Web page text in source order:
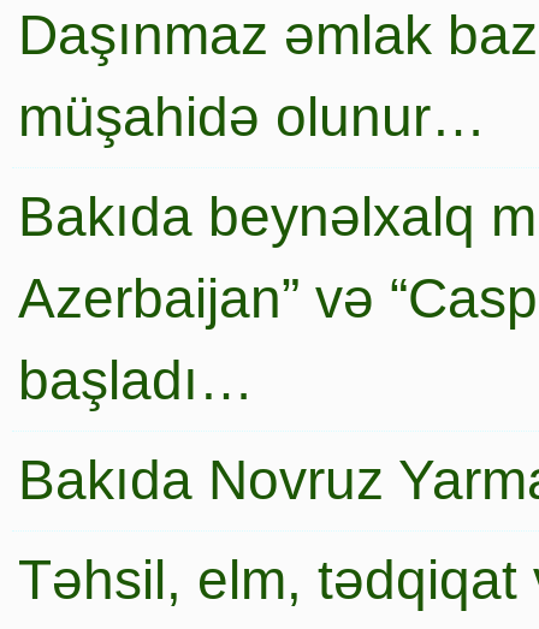
Daşınmaz əmlak
müşahidə olunur…
Bakıda beynəlxalq
Azerbaijan” və
başladı…
Bakıda Novruz
Təhsil, elm,